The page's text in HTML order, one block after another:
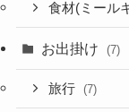
食材(ミール
お出掛け (7)
旅行 (7)